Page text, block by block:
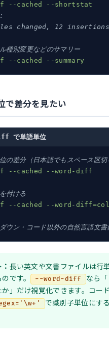
--cached --shortstat
changed, 12
種別変更などのサマリー
--cached --summary
で差分を見たい
で単語単位
の差分（日本語でもスペース区切
--cached --word-diff
付ける
--cached --word-
ウン・コード以外の自然言語文書
長い英文や文書ファイルは行
です。
--word-diff
なら
」だけ視覚化できます。コー
で識別子単位にす